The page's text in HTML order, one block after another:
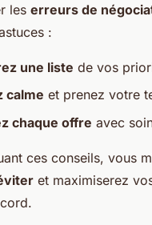
les erreurs de
:
une liste de vos
calme et prenez votre
chaque offre avec
ces conseils, vous
et maximiserez